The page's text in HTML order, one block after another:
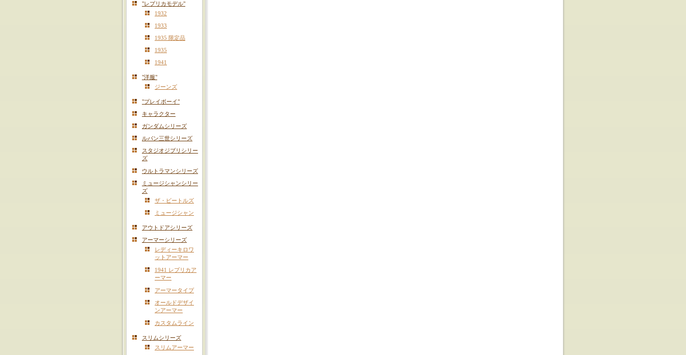
"レプリカモデル"
1932
1933
1935 限定品
1935
1941
"洋服"
ジーンズ
"プレイボーイ"
キャラクター
ガンダムシリーズ
ルパン三世シリーズ
スタジオジブリシリー
ズ
ウルトラマンシリーズ
ミュージシャンシリー
ズ
ザ・ビートルズ
ミュージシャン
アウトドアシリーズ
アーマーシリーズ
レディーキロワ
ットアーマー
1941 レプリカア
ーマー
アーマータイプ
オールドデザイ
ンアーマー
カスタムライン
スリムシリーズ
スリムアーマー